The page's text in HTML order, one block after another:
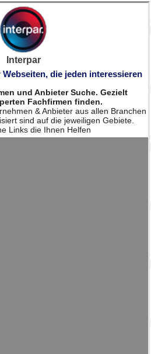
Interpar
die jeden interessieren
und Anbieter Suche. Gezielt
Fachfirmen finden.
& Anbieter aus allen Branchen
sind auf die jeweiligen Gebiete.
Links die Ihnen Helfen